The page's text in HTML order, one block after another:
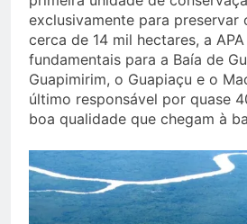
exclusivamente para preservar
cerca de 14 mil hectares, a
fundamentais para a Baía de
Guapimirim, o Guapiaçu e o
último responsável por quase
boa qualidade que chegam à